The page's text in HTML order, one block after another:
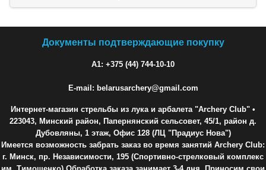
Документы подтверждающие покупку
A1: +375 (44) 744-10-10
E-mail: belarusarchery@gmail.com
Интернет-магазин стрельбы из лука и арбалета "Archery Club" •
223043, Минский район, Папернянский сельсовет, 45/1, район д.
Дубовляны, 1 этаж, Офис 128 (ЛЦ "Прадиус Нова")
Имеется возможность забрать заказ во время занятий Archery Club:
г. Минск, пр. Независимости, 195 (Спортивно-стрелковый комплекс